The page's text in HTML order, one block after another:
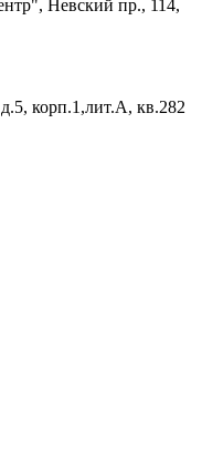
Невский пр., 114,
корп.1,лит.А, кв.282